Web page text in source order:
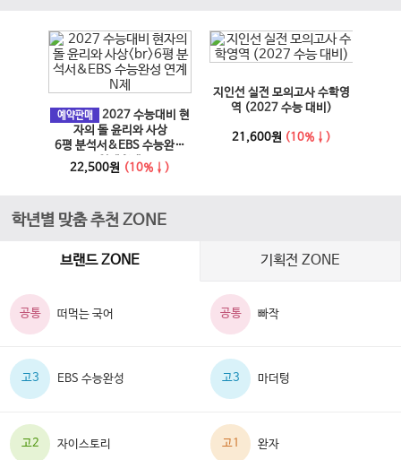
예약판매
2027 수능대비 현
자의 돌 윤리와 사상
6평 분석서&EBS 수능완성
연계 N제
22,500원 (10%↓)
지인선 실전 모의고사 수학영
역 (2027 수능 대비)
21,600원 (10%↓)
이전 슬라이드 다음 슬라이드
학년별 맞춤 추천 ZONE
브랜드 ZONE 기획전 ZONE
공통 떠먹는 국어 공통 빠작
고3 EBS 수능완성 고3 마더텅
고2 자이스토리 고1 완자